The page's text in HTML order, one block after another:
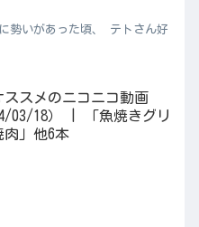
勢いがあった頃、 テトさん好
ススメのニコニコ動画
03/18） | 「魚焼きグリ
肉」他6本